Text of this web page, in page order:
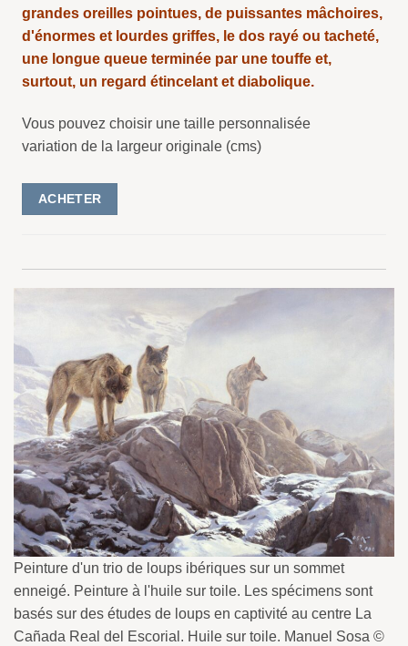
grandes oreilles pointues, de puissantes mâchoires,
d'énormes et lourdes griffes, le dos rayé ou tacheté,
une longue queue terminée par une touffe et,
surtout, un regard étincelant et diabolique.
Vous pouvez choisir une taille personnalisée
variation de la largeur originale (cms)
ACHETER
Peinture d'un trio de loups ibériques sur un sommet
enneigé. Peinture à l'huile sur toile. Les spécimens sont
basés sur des études de loups en captivité au centre La
Cañada Real del Escorial. Huile sur toile. Manuel Sosa ©